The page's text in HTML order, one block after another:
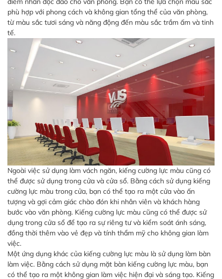
phù hợp với phong cách và không gian tổng thể của văn phòng,
từ màu sắc tươi sáng và năng động đến màu sắc trầm ấm và tinh
tế.
Ngoài việc sử dụng làm vách ngăn, kiếng cường lực màu cũng có
thể được sử dụng trong cửa và cửa sổ. Bằng cách sử dụng kiếng
cường lực màu trong cửa, bạn có thể tạo ra một cửa vào ấn
tượng và gợi cảm giác chào đón khi nhân viên và khách hàng
bước vào văn phòng. Kiếng cường lực màu cũng có thể được sử
dụng trong cửa sổ để tạo ra sự riêng tư và kiểm soát ánh sáng,
đồng thời thêm vào vẻ đẹp và tính thẩm mỹ cho không gian làm
việc.
Một ứng dụng khác của kiếng cường lực màu là sử dụng làm bàn
làm việc. Bằng cách sử dụng mặt bàn kiếng cường lực màu, bạn
có thể tạo ra một không gian làm việc hiện đại và sáng tạo. Kiếng